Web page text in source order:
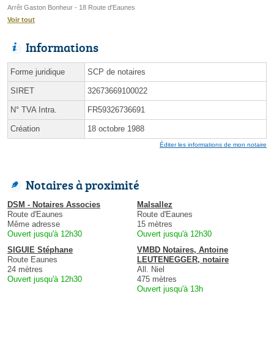
Arrêt Gaston Bonheur - 18 Route d'Eaunes
Voir tout
Informations
Forme juridique SCP de notaires
SIRET 32673669100022
N° TVA Intra. FR59326736691
Création 18 octobre 1988
Éditer les informations de mon notaire
Notaires à proximité
DSM - Notaires Associes
Route d'Eaunes
Même adresse
Ouvert jusqu'à 12h30
Malsallez
Route d'Eaunes
15 mètres
Ouvert jusqu'à 12h30
SIGUIE Stéphane
Route Eaunes
24 mètres
Ouvert jusqu'à 12h30
VMBD Notaires, Antoine
LEUTENEGGER, notaire
All. Niel
475 mètres
Ouvert jusqu'à 13h